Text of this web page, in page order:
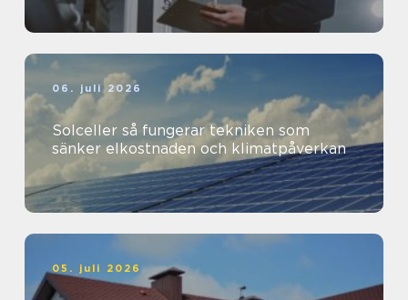
06. juli 2026
Solceller så fungerar tekniken som
sänker elkostnaden och klimatpåverkan
05. juli 2026